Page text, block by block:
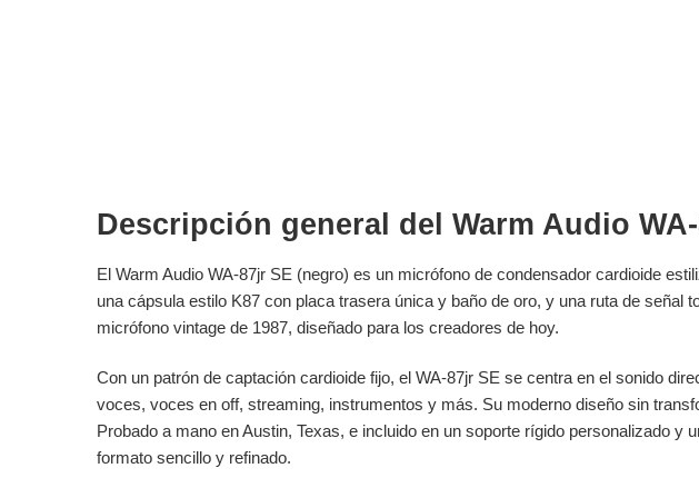
Descripción general del Warm Audio
El Warm Audio WA-87jr SE (negro) es un micrófono de condensador cardioide
una cápsula estilo K87 con placa trasera única y baño de oro, y una ruta de
micrófono vintage de 1987, diseñado para los creadores de hoy.
Con un patrón de captación cardioide fijo, el WA-87jr SE se centra en el sonido
voces, voces en off, streaming, instrumentos y más. Su moderno diseño sin
Probado a mano en Austin, Texas, e incluido en un soporte rígido personalizado
formato sencillo y refinado.